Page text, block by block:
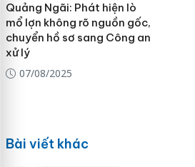
Quảng Ngãi: Phát hiện lò
mổ lợn không rõ nguồn gốc,
chuyển hồ sơ sang Công an
xử lý
07/08/2025
Bài viết khác